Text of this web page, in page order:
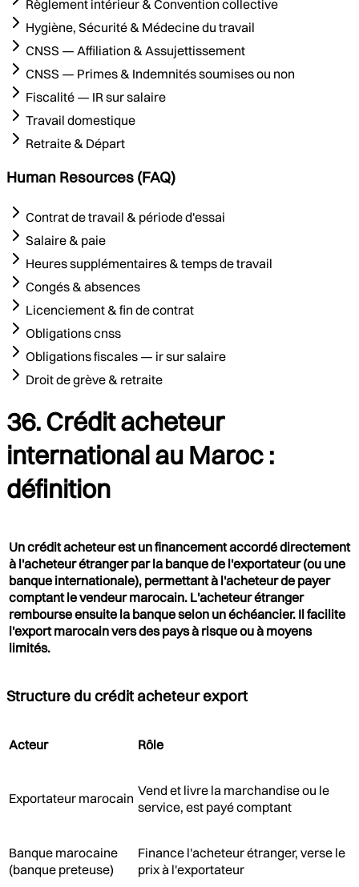
Règlement intérieur & Convention collective
Hygiène, Sécurité & Médecine du travail
CNSS — Affiliation & Assujettissement
CNSS — Primes & Indemnités soumises ou non
Fiscalité — IR sur salaire
Travail domestique
Retraite & Départ
Human Resources (FAQ)
Contrat de travail & période d'essai
Salaire & paie
Heures supplémentaires & temps de travail
Congés & absences
Licenciement & fin de contrat
Obligations cnss
Obligations fiscales — ir sur salaire
Droit de grève & retraite
36. Crédit acheteur
international au Maroc :
définition
Un crédit acheteur est un financement accordé directement
à l'acheteur étranger par la banque de l'exportateur (ou une
banque internationale), permettant à l'acheteur de payer
comptant le vendeur marocain. L'acheteur étranger
rembourse ensuite la banque selon un échéancier. Il facilite
l'export marocain vers des pays à risque ou à moyens
limités.
Structure du crédit acheteur export
Acteur Rôle
Exportateur marocain Vend et livre la marchandise ou le
service, est payé comptant
Banque marocaine
(banque preteuse)
Finance l'acheteur étranger, verse le
prix à l'exportateur